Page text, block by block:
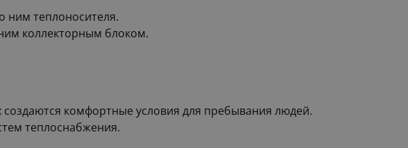
ним теплоносителя.
коллекторным блоком.
комфортные условия для пребывания людей.
теплоснабжения.